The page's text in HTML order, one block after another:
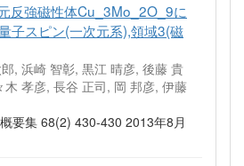
反強磁性体Cu_3Mo_2O_9に
子スピン(一次元系),領域3(磁
, 浜崎 智彰, 黒江 晴彦, 後藤 貴
木 孝彦, 長谷 正司, 岡 邦彦, 伊藤
要集 68(2) 430-430 2013年8月